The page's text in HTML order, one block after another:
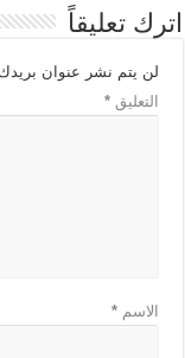
اترك تعليقاً
لن يتم نشر عنوان بريدك
التعليق*
الاسم*